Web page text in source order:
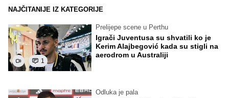
NAJČITANIJE IZ KATEGORIJE
1
Prelijepe scene u Perthu
Igrači Juventusa su shvatili ko je
Kerim Alajbegović kada su stigli na
aerodrom u Australiji
Odluka je pala